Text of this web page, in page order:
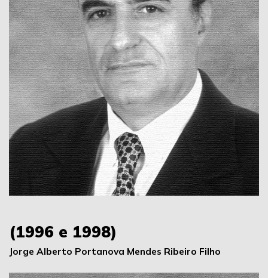
(1996 e 1998)
Jorge Alberto Portanova Mendes Ribeiro Filho